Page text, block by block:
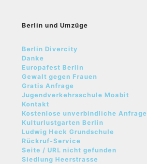
Berlin und Umzüge
Berlin Divercity
Danke
Europafest Berlin
Gewalt gegen Frauen
Gratis Anfrage
Jugendverkehrsschule Moabit
Kontakt
Kostenlose unverbindliche Anfrage
Kulturlustgarten Berlin
Ludwig Heck Grundschule
Rückruf-Service
Seite / URL nicht gefunden
Siedlung Heerstrasse